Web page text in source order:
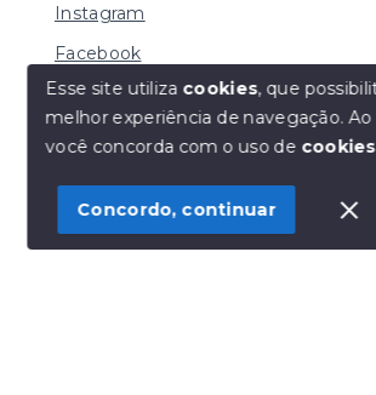
Olá! Estamos disponíveis
Instagram
Facebook
© Copyright 2026 - Henrique Imoveis -
SITE PARA IMOBILIARIA
Esse site utiliza cookies, que
melhor experiência de navegação.
você concorda com o uso de cookies
Concordo, continuar